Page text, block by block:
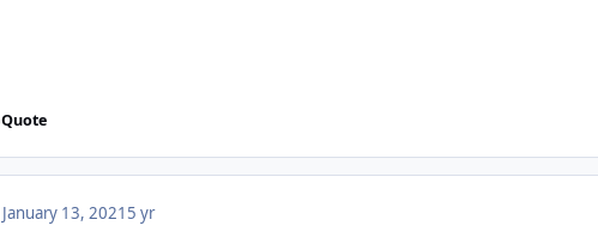
Quote
January 13, 2021 5 yr